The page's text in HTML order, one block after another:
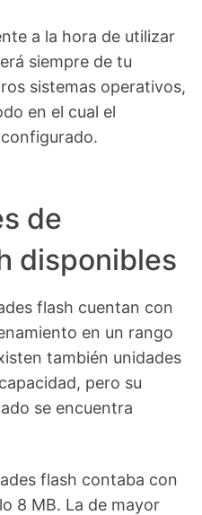
a la hora de utilizar
siempre de tu
sistemas operativos,
en el cual el
de
disponibles
flash cuentan con
en un rango
también unidades
pero su
se encuentra
flash contaba con
8 MB. La de mayor